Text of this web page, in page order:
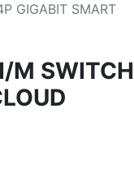
GIGABIT SMART
M SWITCH